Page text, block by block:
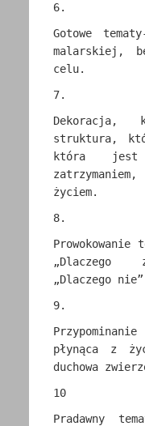
6.
Gotowe
malarskiej,
celu.
7.
struktura,
która jest
życiem.
8.
„Dlaczego
„Dlaczego
9.
płynąca z
duchowa
10
Pradawny